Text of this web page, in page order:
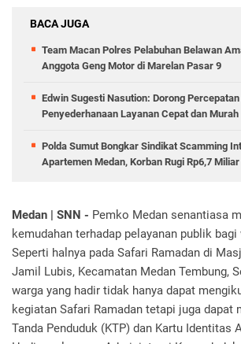
BACA JUGA
Team Macan Polres Pelabuhan Belawan
Anggota Geng Motor di Marelan Pasar 9
Edwin Sugesti Nasution: Dorong Percepatan
Penyederhanaan Layanan Cepat dan Murah
Polda Sumut Bongkar Sindikat Scamming
Apartemen Medan, Korban Rugi Rp6,7 Miliar
Medan | SNN - Pemko Medan senantiasa
kemudahan terhadap pelayanan publik
Seperti halnya pada Safari Ramadan di
Jamil Lubis, Kecamatan Medan Tembung,
warga yang hadir tidak hanya dapat
kegiatan Safari Ramadan tetapi juga dapat
Tanda Penduduk (KTP) dan Kartu Identitas